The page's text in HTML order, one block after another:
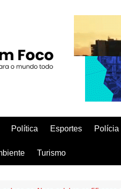
Política Esportes Polícia
Turismo